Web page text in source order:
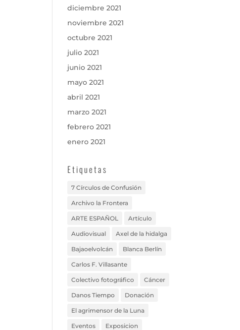
diciembre 2021
noviembre 2021
octubre 2021
julio 2021
junio 2021
mayo 2021
abril 2021
marzo 2021
febrero 2021
enero 2021
Etiquetas
7 Círculos de Confusión
Archivo la Frontera
ARTE ESPAÑOL Artículo
Audiovisual Axel de la hidalga
Bajaoelvolcán Blanca Berlín
Carlos F. Villasante
Colectivo fotográfico Cáncer
Danos Tiempo Donación
El agrimensor de la Luna
Eventos Exposicion